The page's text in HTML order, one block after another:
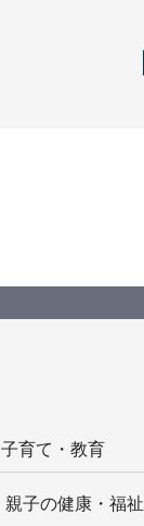
子育て・教育
親子の健康・福祉